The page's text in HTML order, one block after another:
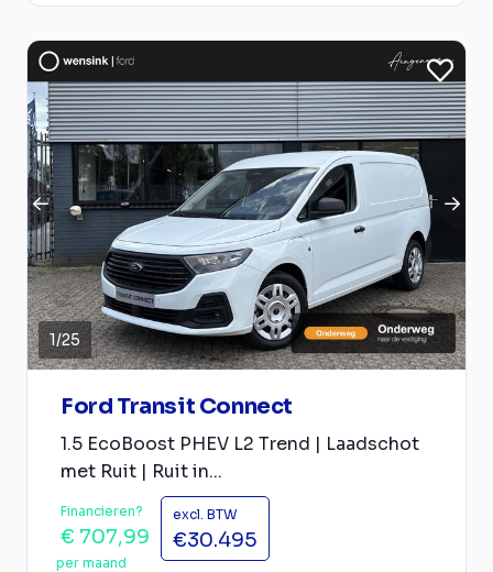
1/25
Ford Transit Connect
1.5 EcoBoost PHEV L2 Trend | Laadschot
met Ruit | Ruit in...
Financieren?
€ 707,99
per maand
excl. BTW
€30.495